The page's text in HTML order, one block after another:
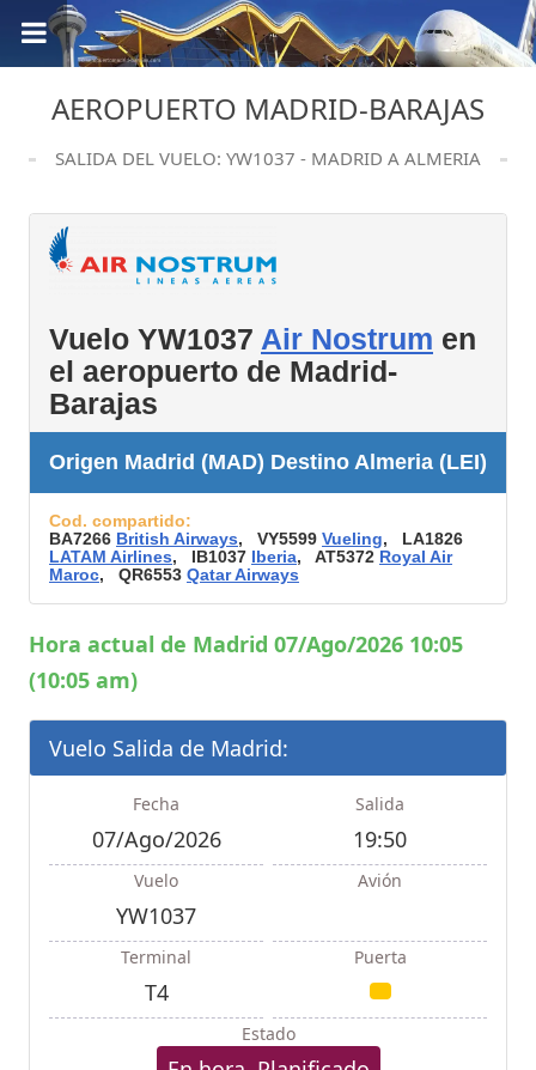
AEROPUERTO MADRID-BARAJAS
SALIDA DEL VUELO: YW1037 - MADRID A ALMERIA
Vuelo YW1037 Air Nostrum en
el aeropuerto de Madrid-
Barajas
Origen Madrid (MAD) Destino Almeria (LEI)
Cod. compartido:
BA7266 British Airways, VY5599 Vueling, LA1826
LATAM Airlines, IB1037 Iberia, AT5372 Royal Air
Maroc, QR6553 Qatar Airways
Hora actual de Madrid 07/Ago/2026 10:05
(10:05 am)
Vuelo Salida de Madrid:
Fecha
07/Ago/2026
Salida
19:50
Vuelo
YW1037
Avión
Terminal
T4
Puerta
Estado